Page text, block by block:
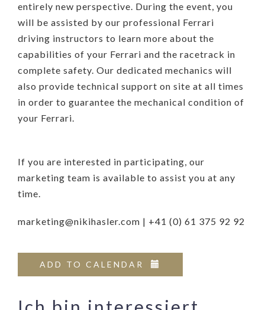
entirely new perspective. During the event, you
will be assisted by our professional Ferrari
driving instructors to learn more about the
capabilities of your Ferrari and the racetrack in
complete safety. Our dedicated mechanics will
also provide technical support on site at all times
in order to guarantee the mechanical condition of
your Ferrari.
If you are interested in participating, our
marketing team is available to assist you at any
time.
marketing@nikihasler.com | +41 (0) 61 375 92 92
ADD TO CALENDAR